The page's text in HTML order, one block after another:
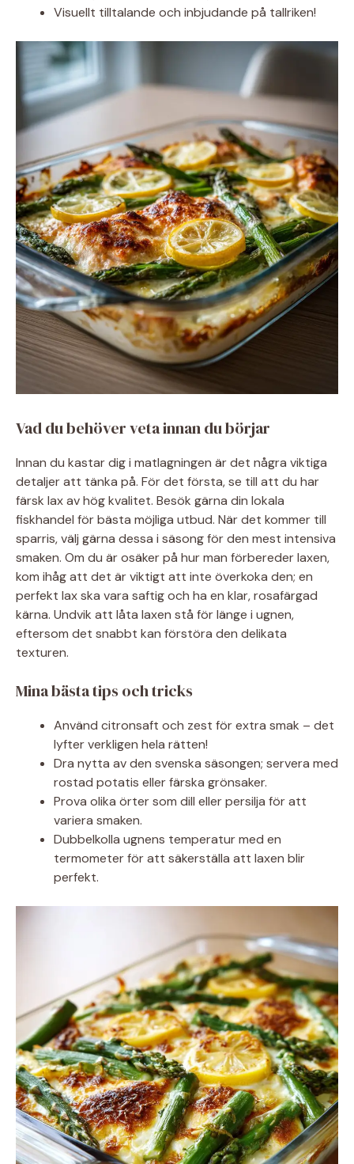
Visuellt tilltalande och inbjudande på tallriken!
Vad du behöver veta innan du börjar
Innan du kastar dig i matlagningen är det några viktiga
detaljer att tänka på. För det första, se till att du har
färsk lax av hög kvalitet. Besök gärna din lokala
fiskhandel för bästa möjliga utbud. När det kommer till
sparris, välj gärna dessa i säsong för den mest intensiva
smaken. Om du är osäker på hur man förbereder laxen,
kom ihåg att det är viktigt att inte överkoka den; en
perfekt lax ska vara saftig och ha en klar, rosafärgad
kärna. Undvik att låta laxen stå för länge i ugnen,
eftersom det snabbt kan förstöra den delikata
texturen.
Mina bästa tips och tricks
Använd citronsaft och zest för extra smak – det
lyfter verkligen hela rätten!
Dra nytta av den svenska säsongen; servera med
rostad potatis eller färska grönsaker.
Prova olika örter som dill eller persilja för att
variera smaken.
Dubbelkolla ugnens temperatur med en
termometer för att säkerställa att laxen blir
perfekt.